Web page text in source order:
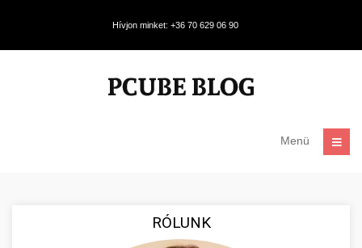
Hívjon minket: +36 70 629 06 90
Menü
RÓLUNK